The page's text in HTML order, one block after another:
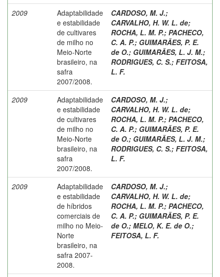
2009
Adaptabilidade
e estabilidade
de cultivares
de milho no
Meio-Norte
brasileiro, na
safra
2007/2008.
CARDOSO, M. J.;
CARVALHO, H. W. L. de;
ROCHA, L. M. P.; PACHECO,
C. A. P.; GUIMARÃES, P. E.
de O.; GUIMARÃES, L. J. M.;
RODRIGUES, C. S.; FEITOSA,
L. F.
2009
Adaptabilidade
e estabilidade
de cultivares
de milho no
Meio-Norte
brasileiro, na
safra
2007/2008.
CARDOSO, M. J.;
CARVALHO, H. W. L. de;
ROCHA, L. M. P.; PACHECO,
C. A. P.; GUIMARÃES, P. E.
de O.; GUIMARÃES, L. J. M.;
RODRIGUES, C. S.; FEITOSA,
L. F.
2009
Adaptabilidade
e estabilidade
de híbridos
comerciais de
milho no Meio-
Norte
brasileiro, na
safra 2007-
2008.
CARDOSO, M. J.;
CARVALHO, H. W. L. de;
ROCHA, L. M. P.; PACHECO,
C. A. P.; GUIMARÃES, P. E.
de O.; MELO, K. E. de O.;
FEITOSA, L. F.